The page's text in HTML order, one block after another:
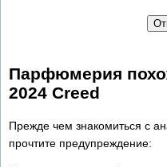
Парфюмерия
2024 Creed
Прежде чем знакомиться с
прочтите предупреждение: